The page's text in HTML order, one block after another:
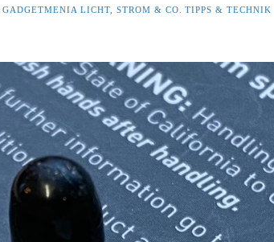
GADGETMENIA LICHT, STROM & CO. TIPPS & TECHNIK